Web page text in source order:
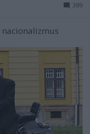
389
nacionalizmus